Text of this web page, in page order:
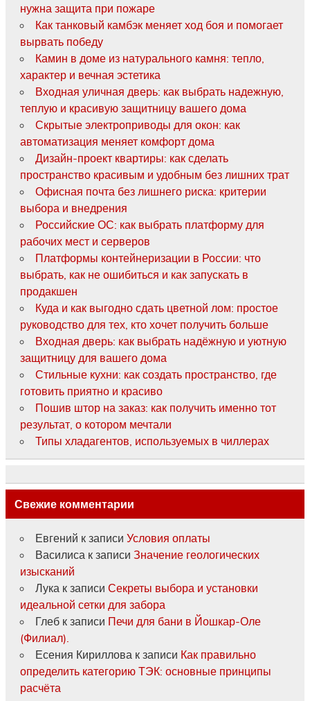
нужна защита при пожаре
Как танковый камбэк меняет ход боя и помогает
вырвать победу
Камин в доме из натурального камня: тепло,
характер и вечная эстетика
Входная уличная дверь: как выбрать надежную,
теплую и красивую защитницу вашего дома
Скрытые электроприводы для окон: как
автоматизация меняет комфорт дома
Дизайн-проект квартиры: как сделать
пространство красивым и удобным без лишних трат
Офисная почта без лишнего риска: критерии
выбора и внедрения
Российские ОС: как выбрать платформу для
рабочих мест и серверов
Платформы контейнеризации в России: что
выбрать, как не ошибиться и как запускать в
продакшен
Куда и как выгодно сдать цветной лом: простое
руководство для тех, кто хочет получить больше
Входная дверь: как выбрать надёжную и уютную
защитницу для вашего дома
Стильные кухни: как создать пространство, где
готовить приятно и красиво
Пошив штор на заказ: как получить именно тот
результат, о котором мечтали
Типы хладагентов, используемых в чиллерах
Свежие комментарии
Евгений к записи Условия оплаты
Василиса к записи Значение геологических
изысканий
Лука к записи Секреты выбора и установки
идеальной сетки для забора
Глебк записи Печи для бани в Йошкар-Оле
(Филиал).
Есения Кириллова к записи Как правильно
определить категорию ТЭК: основные принципы
расчёта